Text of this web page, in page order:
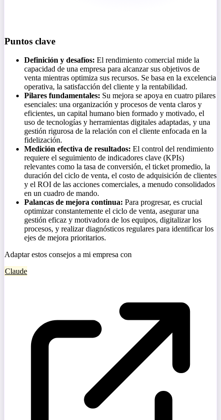
Puntos clave
Definición y desafíos: El rendimiento comercial mide la
capacidad de una empresa para alcanzar sus objetivos de
venta mientras optimiza sus recursos. Se basa en la excelencia
operativa, la satisfacción del cliente y la rentabilidad.
Pilares fundamentales: Su mejora se apoya en cuatro pilares
esenciales: una organización y procesos de venta claros y
eficientes, un capital humano bien formado y motivado, el
uso de tecnologías y herramientas digitales adaptadas, y una
gestión rigurosa de la relación con el cliente enfocada en la
fidelización.
Medición efectiva de resultados: El control del rendimiento
requiere el seguimiento de indicadores clave (KPIs)
relevantes como la tasa de conversión, el ticket promedio, la
duración del ciclo de venta, el costo de adquisición de clientes
y el ROI de las acciones comerciales, a menudo consolidados
en un cuadro de mando.
Palancas de mejora continua: Para progresar, es crucial
optimizar constantemente el ciclo de venta, asegurar una
gestión eficaz y motivadora de los equipos, digitalizar los
procesos, y realizar diagnósticos regulares para identificar los
ejes de mejora prioritarios.
Adaptar estos consejos a mi empresa con
Claude